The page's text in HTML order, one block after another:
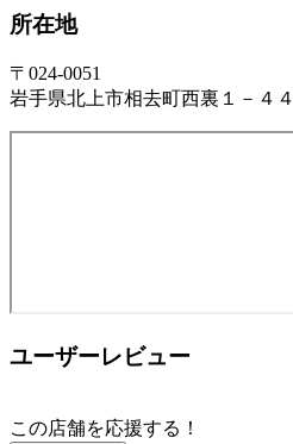
所在地
〒024-0051
岩手県北上市相去町西裏１－４４
ユーザーレビュー
この店舗を応援する！